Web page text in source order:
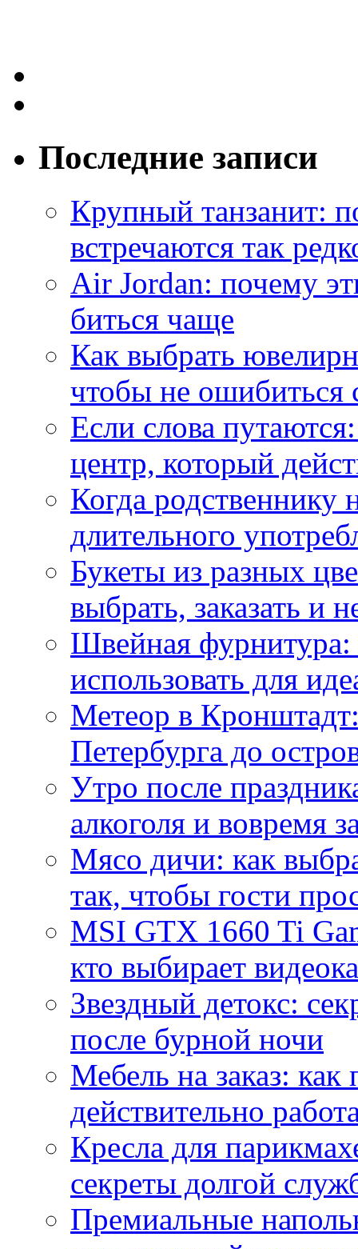
Последние записи
Крупный танзанит:
встречаются так
Air Jordan: почему
биться чаще
Как выбрать
чтобы не ошибиться
Если слова
центр, который
Когда
длительного
Букеты из разных
выбрать, заказать и
Швейная фурнитура:
использовать для
Метеор в
Петербурга до
Утро после
алкоголя и вовремя
Мясо дичи: как
так, чтобы гости
MSI GTX 1660 Ti
кто выбирает
Звездный детокс:
после бурной ночи
Мебель на заказ:
действительно
Кресла для
секреты долгой
Премиальные